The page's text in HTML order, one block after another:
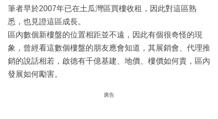
筆者早於2007年已在土瓜灣區買樓收租，因此對這區熟
悉，也見證這區成長。
區內數個新樓盤的位置相距並不遠，因此有個很奇怪的現
象，曾經看這數個樓盤的朋友應會知道，其展銷會、代理推
銷的說話相若，啟德有千億基建、地價、樓價如何貴，區內
發展如何勵害。
廣告